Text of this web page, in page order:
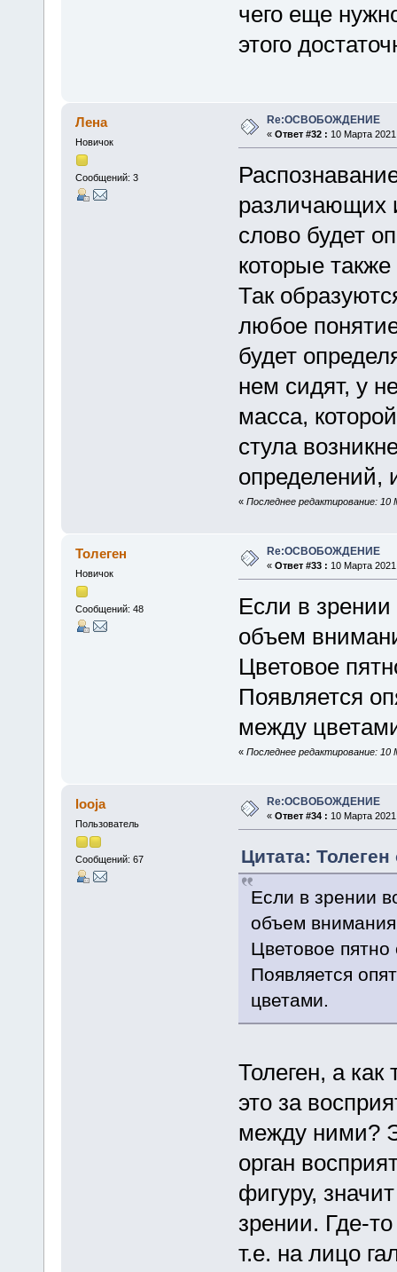
чего еще
этого
Лена
Новичок
Сообщений: 3
Re:ОСВОБОЖДЕНИЕ
« Ответ #32 : 10 Марта
различающих
слово будет
которые
Так
любое
будет
нем сидят, у
масса,
стула
определений,
« Последнее редактирование:
Толеген
Новичок
Сообщений: 48
Re:ОСВОБОЖДЕНИЕ
« Ответ #33 : 10 Марта
Если в
объем
Цветовое
Появляется
между
« Последнее редактирование:
looja
Пользователь
Сообщений: 67
Re:ОСВОБОЖДЕНИЕ
« Ответ #34 : 10 Марта
Цитата:
Если в зрении
объем
Цветовое пятно
Появляется
цветами.
Толеген, а
это за
между ними?
орган
фигуру,
зрении. Где-
т.е. на лицо